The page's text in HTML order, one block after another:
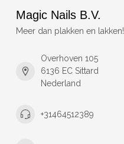
Magic Nails B.V.
Meer dan plakken en lakken!
Overhoven 105
6136 EC Sittard
Nederland
+31464512389